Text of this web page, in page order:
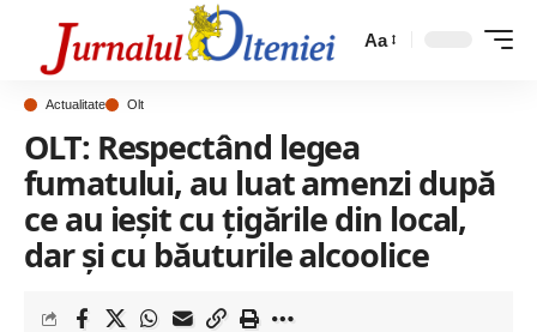
Aa
Actualitate Olt
OLT: Respectând legea
fumatului, au luat amenzi după
ce au ieșit cu țigările din local,
dar și cu băuturile alcoolice